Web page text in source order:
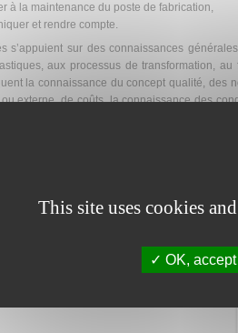
à la maintenance du poste de fabrication,
et rendre compte.
s’appuient sur des connaissances
aux processus de transformation,
la connaissance du concept qualité, des
externe, de coûts, la connaissance des
attendus.
This site uses cookies
OK, accept